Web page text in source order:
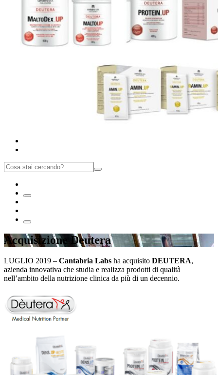
Acquisizione Deutera
LUGLIO 2019 – Cantabria Labs ha acquisito DEUTERA,
azienda innovativa che studia e realizza prodotti di qualità
nell’ambito della nutrizione clinica da più di un decennio.